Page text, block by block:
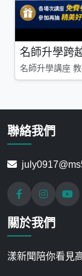
名師升學跨
名師升學講座
聯絡我們
關於我們
漾新聞陪你看見